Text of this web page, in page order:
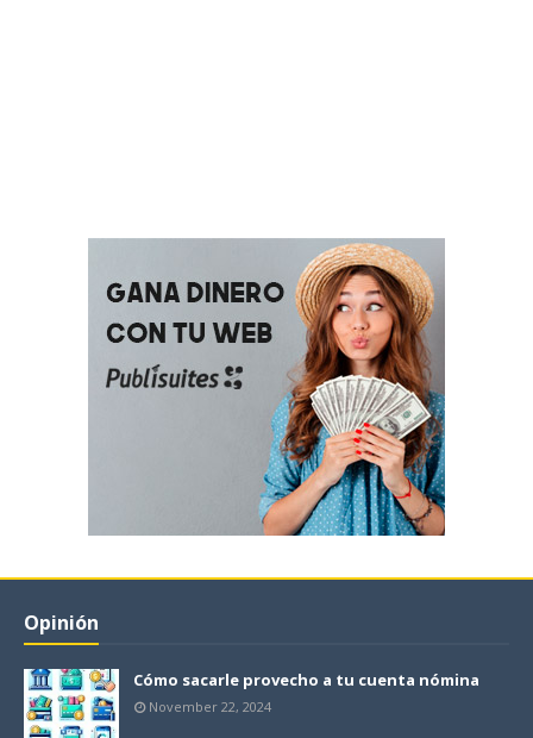
Opinión
Cómo sacarle provecho a tu cuenta nómina
November 22, 2024